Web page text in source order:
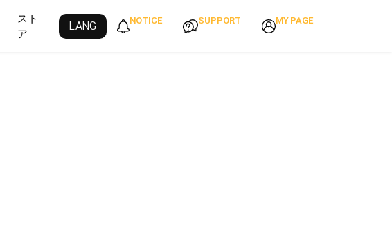
スト
ア
LANG NOTICE SUPPORT MY PAGE